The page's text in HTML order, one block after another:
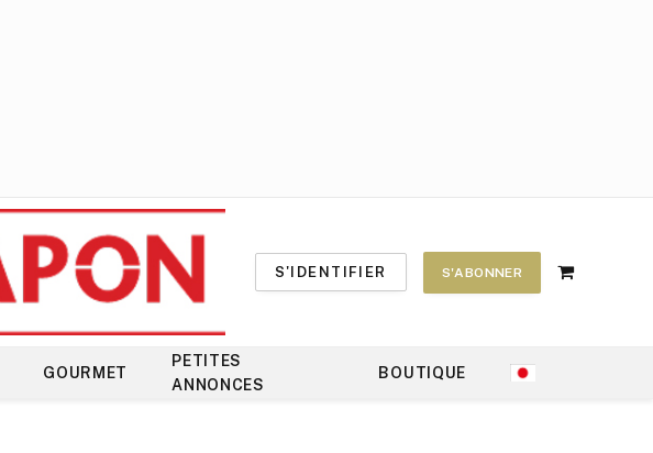
S'IDENTIFIER S'ABONNER
Shopping
GOURMET
PETITES
ANNONCES
BOUTIQUE